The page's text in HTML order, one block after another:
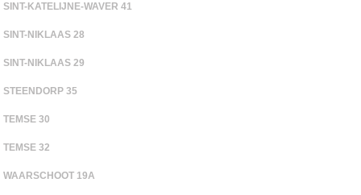
SINT-KATELIJNE-WAVER 41
SINT-NIKLAAS 28
SINT-NIKLAAS 29
STEENDORP 35
TEMSE 30
TEMSE 32
WAARSCHOOT 19A